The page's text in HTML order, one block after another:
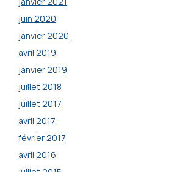
juin 2020
janvier 2020
avril 2019
janvier 2019
juillet 2018
juillet 2017
avril 2017
février 2017
avril 2016